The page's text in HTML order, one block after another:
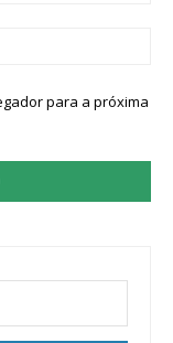
para a próxima